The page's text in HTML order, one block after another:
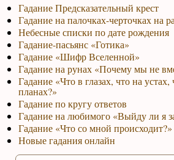
Гадание Предсказательный крест
Гадание на палочках-черточках на
Небесные списки по дате рождения
Гадание-пасьянс «Готика»
Гадание «Шифр Вселенной»
Гадание на рунах «Почему мы не
Гадание «Что в глазах, что на
планах?»
Гадание по кругу ответов
Гадание на любимого «Выйду ли я
Гадание «Что со мной происходит?»
Новые гадания онлайн